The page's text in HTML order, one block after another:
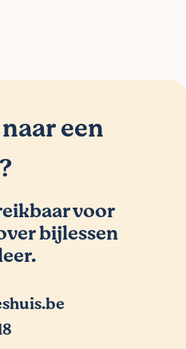
een
voor
bijlessen